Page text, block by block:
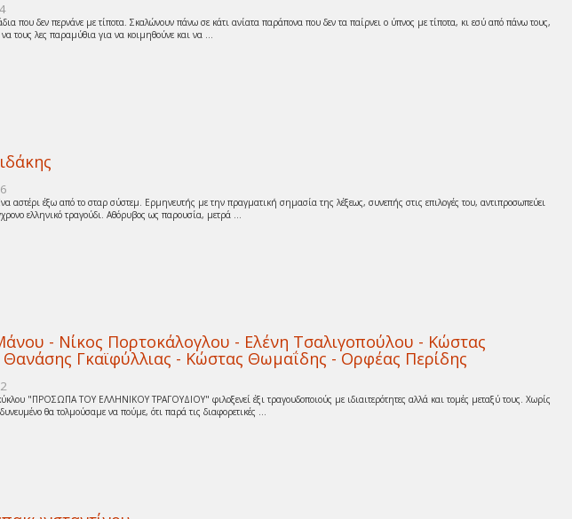
που δεν περνάνε με τίποτα. Σκαλώνουν πάνω σε κάτι ανίατα παράπονα που δεν τα παίρνει ο ύπνος με τίποτα, κι εσύ από πάνω τους,
τους λες παραμύθια για να κοιμηθούνε και να ...
αστέρι έξω από το σταρ σύστεμ. Ερμηνευτής με την πραγματική σημασία της λέξεως, συνεπής στις επιλογές του, αντιπροσωπεύει
ελληνικό τραγούδι. Αθόρυβος ως παρουσία, μετρά ...
- Νίκος Πορτοκάλογλου - Ελένη Τσαλιγοπούλου - Κώστας
Γκαϊφύλλιας - Κώστας Θωμαΐδης - Ορφέας Περίδης
"ΠΡΟΣΩΠΑ ΤΟΥ ΕΛΛΗΝΙΚΟΥ ΤΡΑΓΟΥΔΙΟΥ" φιλοξενεί έξι τραγουδοποιούς με ιδιαιτερότητες αλλά και τομές μεταξύ τους. Χωρίς
θα τολμούσαμε να πούμε, ότι παρά τις διαφορετικές ...